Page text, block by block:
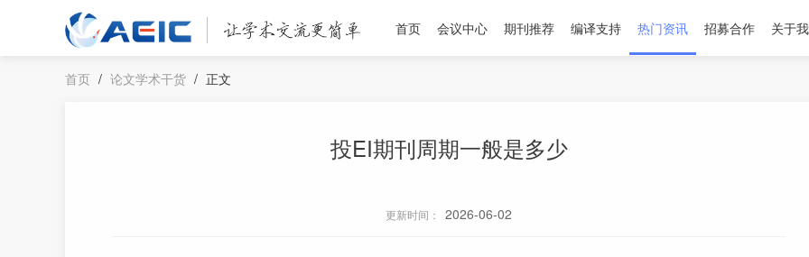
首页 会议中心 期刊推荐 编译支持 热门资讯 招募合作 关于
首页 / 论文学术干货 / 正文
投EI期刊周期一般是多少
更新时间： 2026-06-02